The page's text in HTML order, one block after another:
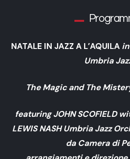
NATALE IN JAZZ A L’AQUILA
Umbria
The Magic and The
featuring JOHN SCOFIELD
LEWIS NASH Umbria Jazz
da Camera di